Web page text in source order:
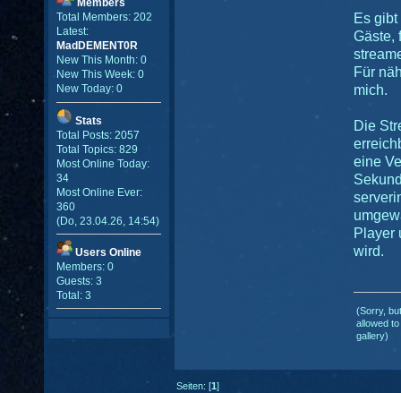
Members
Total Members: 202
Latest:
MadDEMENT0R
New This Month: 0
New This Week: 0
New Today: 0
Stats
Total Posts: 2057
Total Topics: 829
Most Online Today:
34
Most Online Ever:
360
(Do, 23.04.26, 14:54)
Users Online
Members: 0
Guests: 3
Total: 3
Es
Gäste,
Für
mich.
Die
eine
Player
wird.
(Sorry,
allowed
gallery)
Seiten: [1]